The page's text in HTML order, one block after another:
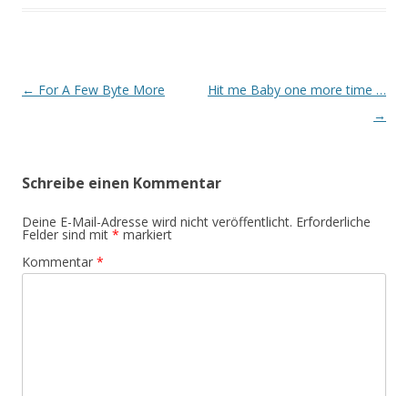
Beitrags-
← For A Few Byte More
Hit me Baby one more time …
→
Schreibe einen Kommentar
Deine E-Mail-Adresse wird nicht veröffentlicht. Erforderliche
Felder sind mit * markiert
Kommentar *